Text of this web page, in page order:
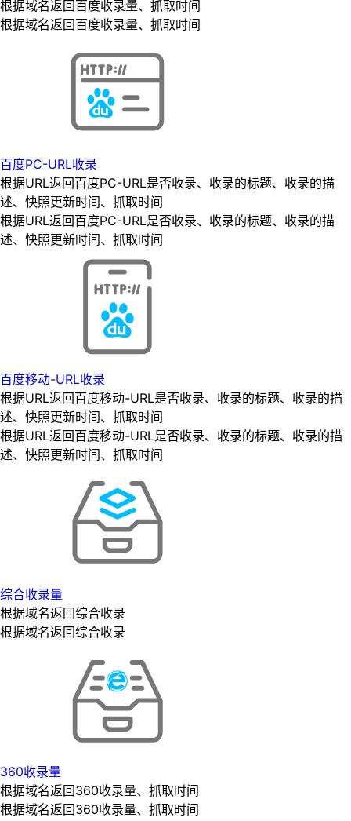
根据域名返回百度收录量、抓取时间
根据域名返回百度收录量、抓取时间
百度PC-URL收录
根据URL返回百度PC-URL是否收录、收录的标题、收录的描
述、快照更新时间、抓取时间
根据URL返回百度PC-URL是否收录、收录的标题、收录的描
述、快照更新时间、抓取时间
百度移动-URL收录
根据URL返回百度移动-URL是否收录、收录的标题、收录的描
述、快照更新时间、抓取时间
根据URL返回百度移动-URL是否收录、收录的标题、收录的描
述、快照更新时间、抓取时间
综合收录量
根据域名返回综合收录
根据域名返回综合收录
360收录量
根据域名返回360收录量、抓取时间
根据域名返回360收录量、抓取时间